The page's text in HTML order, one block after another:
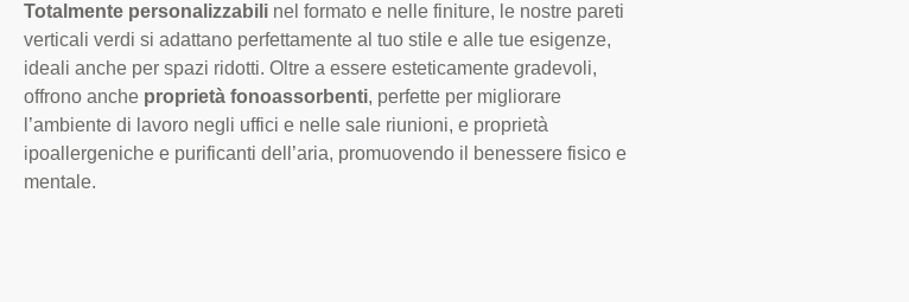
Totalmente personalizzabili nel formato e nelle finiture, le nostre pareti
verticali verdi si adattano perfettamente al tuo stile e alle tue esigenze,
ideali anche per spazi ridotti. Oltre a essere esteticamente gradevoli,
offrono anche proprietà fonoassorbenti, perfette per migliorare
l’ambiente di lavoro negli uffici e nelle sale riunioni, e proprietà
ipoallergeniche e purificanti dell’aria, promuovendo il benessere fisico e
mentale.